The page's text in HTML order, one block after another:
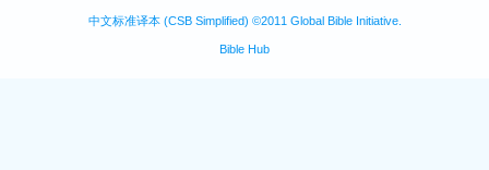
中文标准译本 (CSB Simplified) ©2011 Global Bible Initiative.
Bible Hub